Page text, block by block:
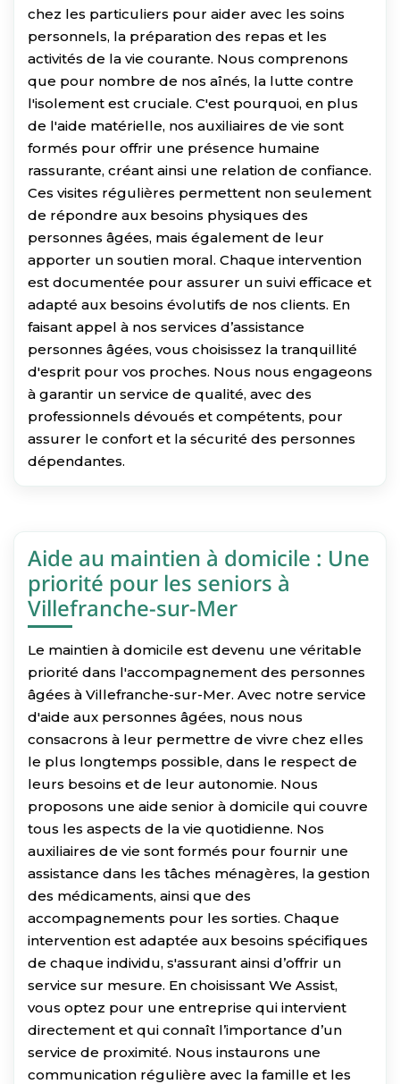
chez les particuliers pour aider avec les soins
personnels, la préparation des repas et les
activités de la vie courante. Nous comprenons
que pour nombre de nos aînés, la lutte contre
l'isolement est cruciale. C'est pourquoi, en plus
de l'aide matérielle, nos auxiliaires de vie sont
formés pour offrir une présence humaine
rassurante, créant ainsi une relation de confiance.
Ces visites régulières permettent non seulement
de répondre aux besoins physiques des
personnes âgées, mais également de leur
apporter un soutien moral. Chaque intervention
est documentée pour assurer un suivi efficace et
adapté aux besoins évolutifs de nos clients. En
faisant appel à nos services d’assistance
personnes âgées, vous choisissez la tranquillité
d'esprit pour vos proches. Nous nous engageons
à garantir un service de qualité, avec des
professionnels dévoués et compétents, pour
assurer le confort et la sécurité des personnes
dépendantes.
Aide au maintien à domicile : Une
priorité pour les seniors à
Villefranche-sur-Mer
Le maintien à domicile est devenu une véritable
priorité dans l'accompagnement des personnes
âgées à Villefranche-sur-Mer. Avec notre service
d'aide aux personnes âgées, nous nous
consacrons à leur permettre de vivre chez elles
le plus longtemps possible, dans le respect de
leurs besoins et de leur autonomie. Nous
proposons une aide senior à domicile qui couvre
tous les aspects de la vie quotidienne. Nos
auxiliaires de vie sont formés pour fournir une
assistance dans les tâches ménagères, la gestion
des médicaments, ainsi que des
accompagnements pour les sorties. Chaque
intervention est adaptée aux besoins spécifiques
de chaque individu, s'assurant ainsi d’offrir un
service sur mesure. En choisissant We Assist,
vous optez pour une entreprise qui intervient
directement et qui connaît l’importance d’un
service de proximité. Nous instaurons une
communication régulière avec la famille et les